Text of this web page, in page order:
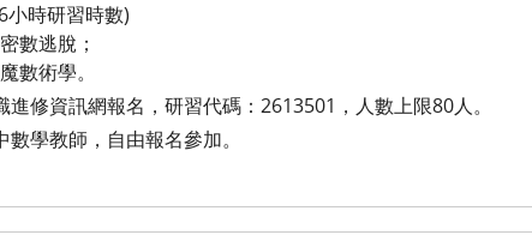
小時研習時數)
數逃脫；
數術學。
進修資訊網報名，研習代碼：2613501，人數上限80人。
學教師，自由報名參加。